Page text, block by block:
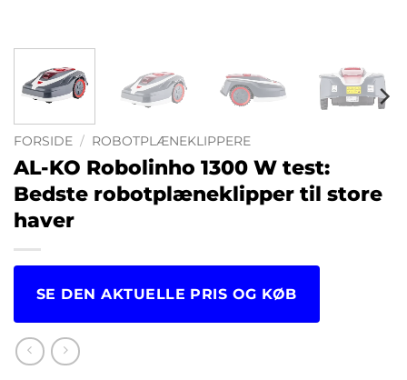
FORSIDE / ROBOTPLÆNEKLIPPERE
AL-KO Robolinho 1300 W test:
Bedste robotplæneklipper til store
haver
SE DEN AKTUELLE PRIS OG KØB